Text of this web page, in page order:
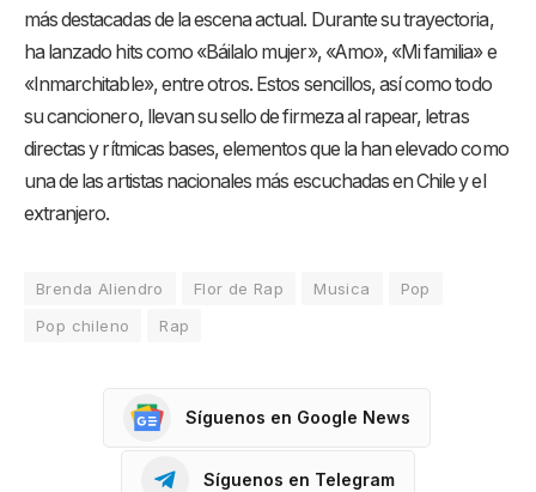
más destacadas de la escena actual. Durante su trayectoria,
ha lanzado hits como «Báilalo mujer», «Amo», «Mi familia» e
«Inmarchitable», entre otros. Estos sencillos, así como todo
su cancionero, llevan su sello de firmeza al rapear, letras
directas y rítmicas bases, elementos que la han elevado como
una de las artistas nacionales más escuchadas en Chile y el
extranjero.
Brenda Aliendro Flor de Rap Musica
Pop
Pop chileno
Rap
Síguenos en Google News
Síguenos en Telegram